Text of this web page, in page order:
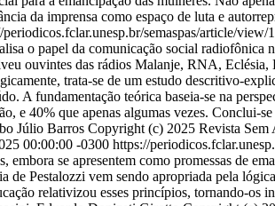
da imprensa como espaço de luta e
periodicos.fclar.unesp.br/semaspas/article/view/
o papel da comunicação social radiofônica
ouvintes das rádios Malanje, RNA,
trata-se de um estudo descritivo-
A fundamentação teórica baseia-se na
e 40% que apenas algumas vezes. Conclui-
Júlio Barros Copyright (c) 2025 Revista Sem
00:00:00 -0300 https://
se apresentem como promessas de
Pestalozzi vem sendo apropriada pela
relativizou esses princípios, tornando-os